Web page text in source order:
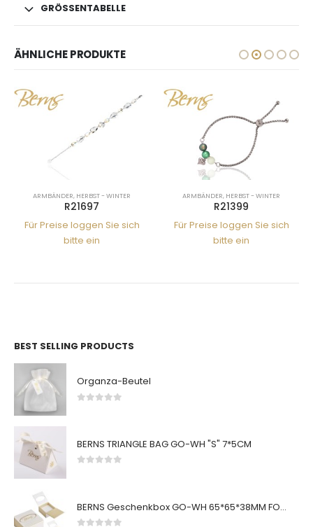
GRÖSSENTABELLE
ÄHNLICHE PRODUKTE
ARMBÄNDER, HERBST - WINTER
R21697
Für Preise loggen Sie sich
bitte ein
ARMBÄNDER, HERBST - WINTER
R21399
Für Preise loggen Sie sich
bitte ein
BEST SELLING PRODUCTS
Organza-Beutel
BERNS TRIANGLE BAG GO-WH "S" 7*5CM
BERNS Geschenkbox GO-WH 65*65*38MM FOR SMALL SETS